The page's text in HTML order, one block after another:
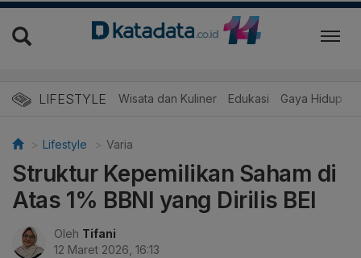
LIFESTYLE Wisata dan Kuliner Edukasi Gaya Hidup
Lifestyle Varia
Struktur Kepemilikan Saham di
Atas 1% BBNI yang Dirilis BEI
Oleh Tifani
12 Maret 2026, 16:13